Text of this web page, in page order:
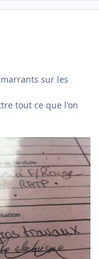
sur les
tout ce que l'on